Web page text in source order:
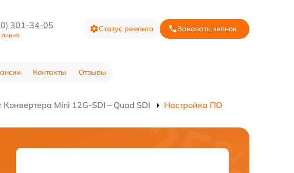
301-34-05 Статус ремонта Заказать звонок
Контакты Отзывы
Конвертера Mini 12G-SDI – Quad SDI Настройка ПО